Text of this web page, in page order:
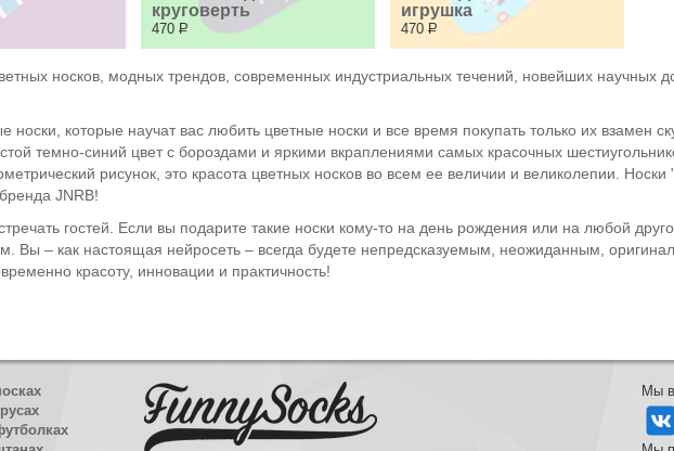
круговерть
470 Р
игрушка
470 Р
носков, модных трендов, современных индустриальных течений, новейших научных
которые научат вас любить цветные носки и все время покупать только их взамен
темно-синий цвет с бороздами и яркими вкраплениями самых красочных
рисунок, это красота цветных носков во всем ее величии и великолепии.
JNRB!
гостей. Если вы подарите такие носки кому-то на день рождения или на любой
Вы – как настоящая нейросеть – всегда будете непредсказуемым, неожиданным,
красоту, инновации и практичность!
Мы